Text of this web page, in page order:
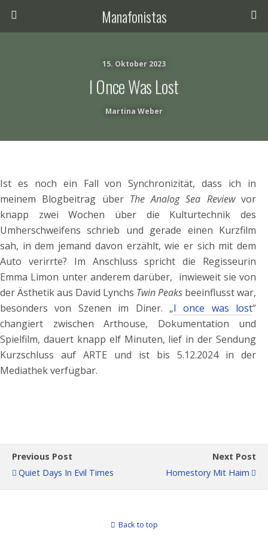
Manafonistas
15. Oktober 2023
I Once Was Lost
Martina Weber
Ist es noch ein Fall von Synchronizität, dass ich in
meinem Blogbeitrag über The Analog Sea Reviewvor
knapp zwei Wochen über die Kulturtechnik des
Umherschweifens schrieb und gerade einen Kurzfilm
sah, in dem jemand davon erzählt, wie er sich mit dem
Auto verirrte? Im Anschluss spricht die Regisseurin
Emma Limon unter anderem darüber, inwieweit sie von
der Ästhetik aus David Lynchs Twin Peaks beeinflusst war,
besonders von Szenen im Diner. „I once was lost“
changiert zwischen Arthouse, Dokumentation und
Spielfilm, dauert knapp elf Minuten, lief in der Sendung
Kurzschluss auf ARTE und ist bis 5.12.2024 in der
Mediathek verfügbar.
Previous Post
Quiet Days In Evil Times
Next Post
Homestory Mit Haim
Back to top